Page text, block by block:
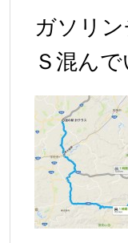
ガソリ
Ｓ混ん